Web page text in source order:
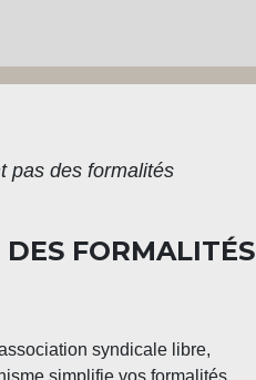
pas des formalités
FORMALITÉS
syndicale libre,